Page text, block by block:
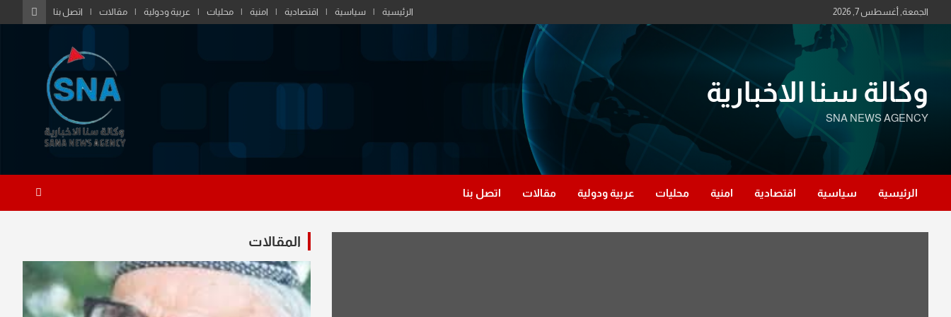
to
الجمعة, أغسطس 7, 2026 الرئيسية سياسية اقتصادية امنية محليات عربية ودولية مقالات اتصل بنا
وكالة سنا الاخبارية
SNA NEWS AGENCY
الرئيسية سياسية اقتصادية امنية محليات عربية ودولية مقالات اتصل بنا
المقالات